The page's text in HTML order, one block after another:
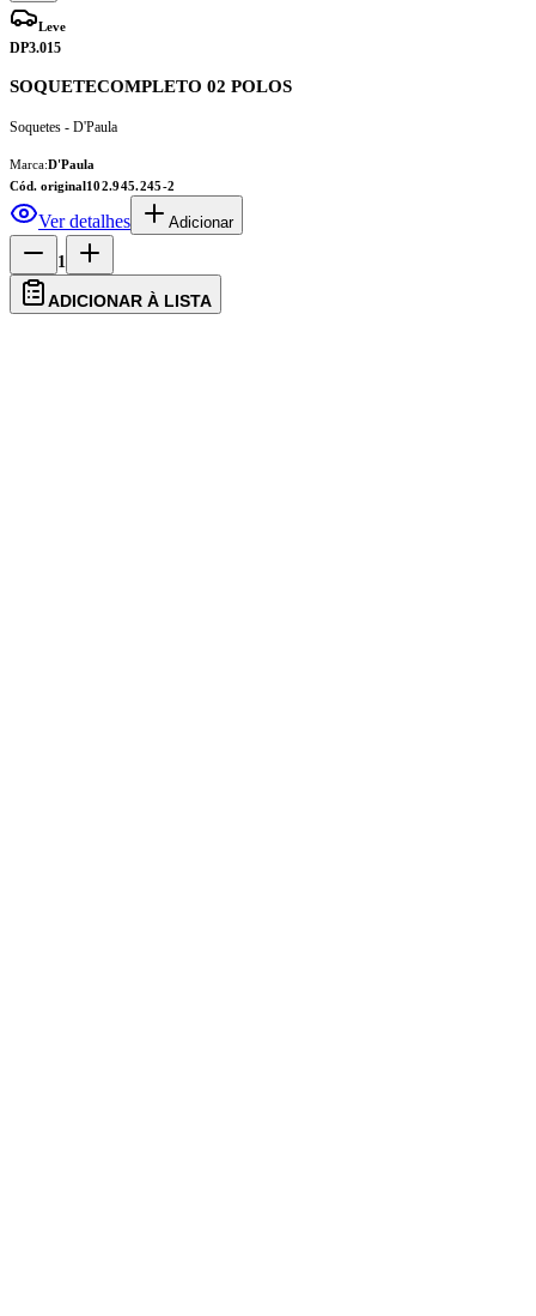
Leve
DP3.015
SOQUETECOMPLETO 02 POLOS
Soquetes - D'Paula
Marca:D'Paula
Cód. original102.945.245-2
Ver detalhes Adicionar
1
ADICIONAR À LISTA